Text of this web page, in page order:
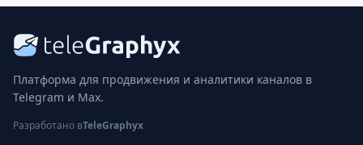
Платформа для продвижения и аналитики каналов в
Telegram и Max.
Разработано вTeleGraphyx